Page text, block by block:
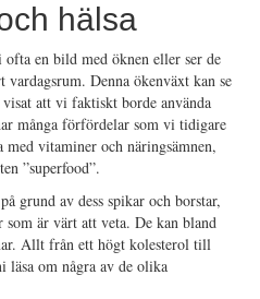
hälsa
en bild med öknen eller ser de
Denna ökenväxt kan se
att vi faktiskt borde använda
många förfördelar som vi tidigare
vitaminer och näringsämnen,
”superfood”.
grund av dess spikar och borstar,
är värt att veta. De kan bland
Allt från ett högt kolesterol till
läsa om några av de olika